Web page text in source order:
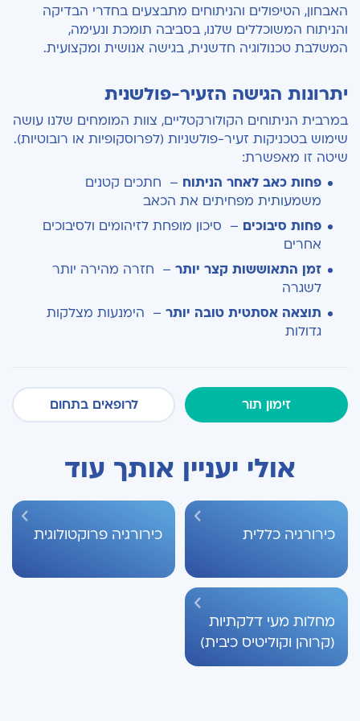
האבחון, הטיפולים והניתוחים מתבצעים בחדרי הבדיקה
והניתוח המשוכללים שלנו, בסביבה תומכת ונעימה,
המשלבת טכנולוגיה חדשנית, בגישה אנושית ומקצועית.
יתרונות הגישה הזעיר-פולשנית
במרבית הניתוחים הקולורקטליים, צוות המומחים שלנו עושה
שימוש בטכניקות זעיר-פולשניות (לפרוסקופיות או רובוטיות).
שיטה זו מאפשרת:
פחות כאב לאחר הניתוח – חתכים קטנים
משמעותית מפחיתים את הכאב
פחות סיבוכים – סיכון מופחת לזיהומים ולסיבוכים
אחרים
זמן התאוששות קצר יותר – חזרה מהירה יותר
לשגרה
תוצאה אסתטית טובה יותר – הימנעות מצלקות
גדולות
זימון תור לרופאים בתחום
אולי יעניין אותך עוד
כירורגיה כללית כירורגיה פרוקטולוגית
מחלות מעי דלקתיות
(קרוהן וקוליטיס כיבית)